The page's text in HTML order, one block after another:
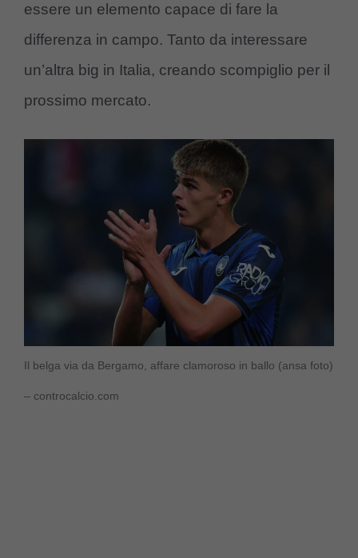
essere un elemento capace di fare la
differenza in campo. Tanto da interessare
un’altra big in Italia, creando scompiglio per il
prossimo mercato.
Il belga via da Bergamo, affare clamoroso in ballo (ansa foto)
– controcalcio.com